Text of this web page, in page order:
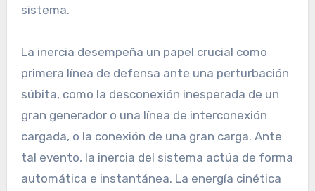
sistema.
La inercia desempeña un papel crucial como
primera línea de defensa ante una perturbación
súbita, como la desconexión inesperada de un
gran generador o una línea de interconexión
cargada, o la conexión de una gran carga. Ante
tal evento, la inercia del sistema actúa de forma
automática e instantánea. La energía cinética